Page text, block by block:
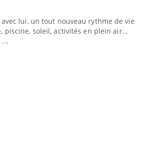
lui, un tout nouveau rythme de vie !
piscine, soleil, activités en plein air…
...